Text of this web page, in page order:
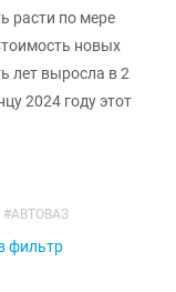
расти по мере
новых
лет выросла в 2
2024 году этот
#АВТОВАЗ
фильтр